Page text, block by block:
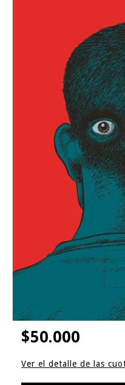
$50.000
Ver el detalle de las